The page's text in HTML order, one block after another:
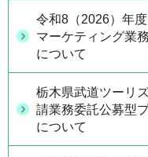
令和8（2026）年
マーケティング業
について
栃木県武道ツーリ
請業務委託公募型
について